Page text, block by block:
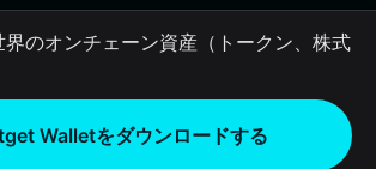
界のオンチェーン資産（トークン、株式
Walletをダウンロードする